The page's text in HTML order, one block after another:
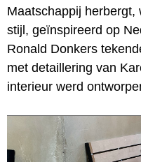
Maatschappij
stijl, geïnspireerd op
Ronald Donkers
met detaillering van
interieur werd